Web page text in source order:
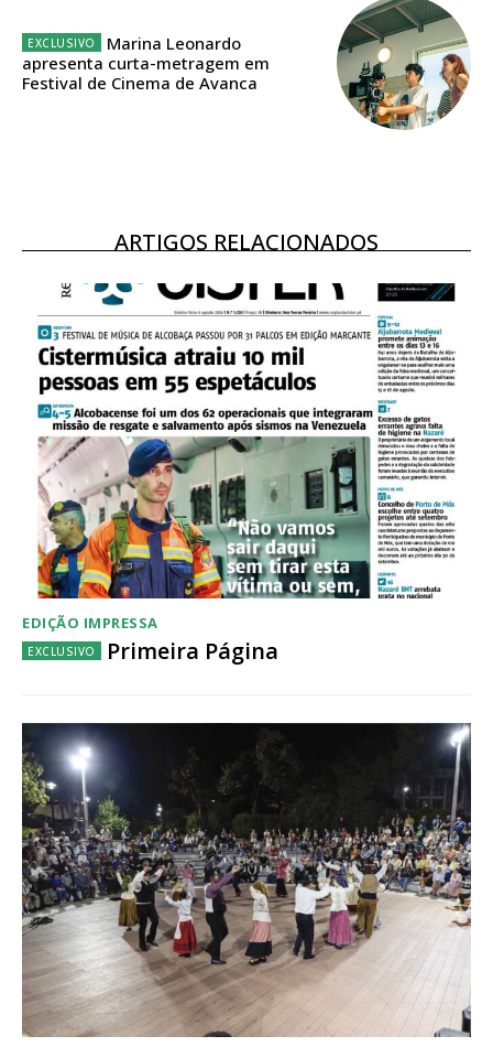
16€
12 meses
Acesso ao conteúdo online
Acesso aos conteúdos Exclusivos para
assinantes
Ofertas para assinatura anual
Escolha o plano
Marina Leonardo
apresenta curta-metragem em
Festival de Cinema de Avanca
ARTIGOS RELACIONADOS
EDIÇÃO IMPRESSA
Primeira Página